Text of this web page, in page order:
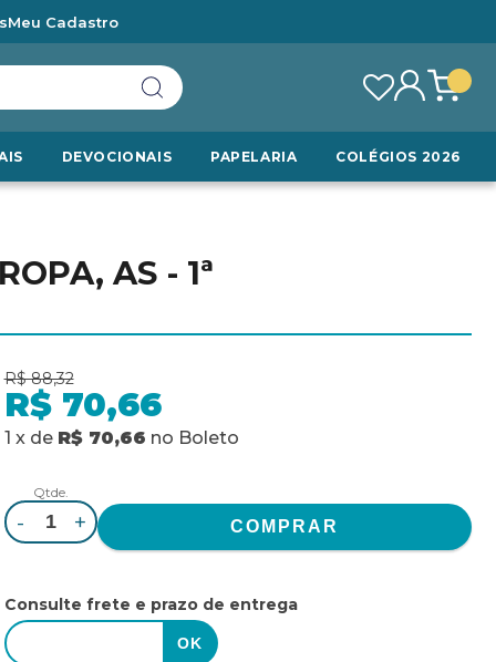
Meu Cadastro
DEVOCIONAIS PAPELARIA COLÉGIOS 2026
AS - 1ª
R$ 88,32
R$ 70,66
1 x de R$ 70,66 no Boleto
Qtde.
- +
Consulte frete e prazo de entrega